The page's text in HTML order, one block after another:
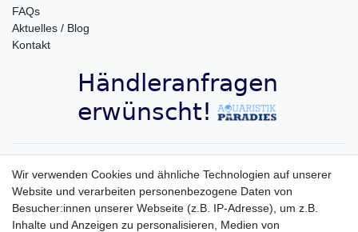
FAQs
Aktuelles / Blog
Kontakt
Aquaristik-Paradies Newsletter
E-MAIL **
Newsletter
Honig
Wir verwenden Cookies und ähnliche Technologien auf unserer
Website und verarbeiten personenbezogene Daten von
Besucher:innen unserer Webseite (z.B. IP-Adresse), um z.B.
Inhalte und Anzeigen zu personalisieren, Medien von